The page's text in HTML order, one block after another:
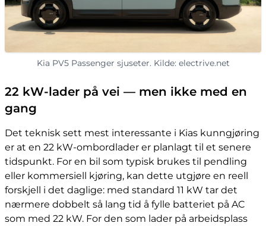
Kia PV5 Passenger sjuseter. Kilde: electrive.net
22 kW-lader på vei — men ikke med en
gang
Det teknisk sett mest interessante i Kias kunngjøring
er at en 22 kW-ombordlader er planlagt til et senere
tidspunkt. For en bil som typisk brukes til pendling
eller kommersiell kjøring, kan dette utgjøre en reell
forskjell i det daglige: med standard 11 kW tar det
nærmere dobbelt så lang tid å fylle batteriet på AC
som med 22 kW. For den som lader på arbeidsplass